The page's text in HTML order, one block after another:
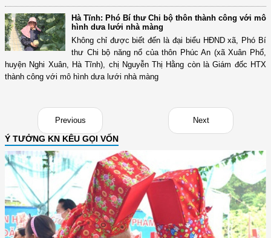
Hà Tĩnh: Phó Bí thư Chi bộ thôn thành công với mô
hình dưa lưới nhà màng
Không chỉ được biết đến là đại biểu HĐND xã, Phó Bí
thư Chi bộ năng nổ của thôn Phúc An (xã Xuân Phổ,
huyện Nghi Xuân, Hà Tĩnh), chị Nguyễn Thị Hằng còn là Giám đốc HTX
thành công với mô hình dưa lưới nhà màng
Previous Next
Ý TƯỞNG KN KÊU GỌI VỐN